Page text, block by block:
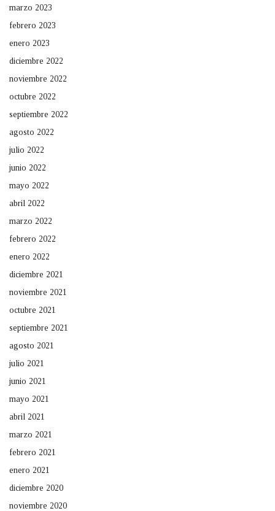
marzo 2023
febrero 2023
enero 2023
diciembre 2022
noviembre 2022
octubre 2022
septiembre 2022
agosto 2022
julio 2022
junio 2022
mayo 2022
abril 2022
marzo 2022
febrero 2022
enero 2022
diciembre 2021
noviembre 2021
octubre 2021
septiembre 2021
agosto 2021
julio 2021
junio 2021
mayo 2021
abril 2021
marzo 2021
febrero 2021
enero 2021
diciembre 2020
noviembre 2020